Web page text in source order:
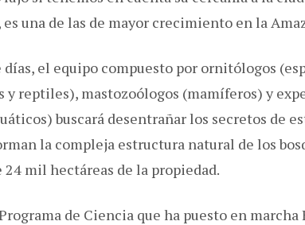
una de las de mayor crecimiento en la
el equipo compuesto por ornitólogos
y reptiles), mastozoólogos (mamíferos) y
buscará desentrañar los secretos de
la compleja estructura natural de los
mil hectáreas de la propiedad.
de Ciencia que ha puesto en marcha